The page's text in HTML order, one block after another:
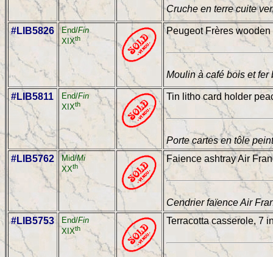
Cruche en terre cuite
#LIB5826 End/Fin
XIXth
Peugeot Frères
Moulin à café bois et fer
#LIB5811 End/Fin
XIXth
Tin litho card holder
Porte cartes en tôle
#LIB5762
Mid/Mi
XXth
Faience ashtray Air
Cendrier faïence Air
#LIB5753
End/Fin
XIXth
Terracotta casserole, 7